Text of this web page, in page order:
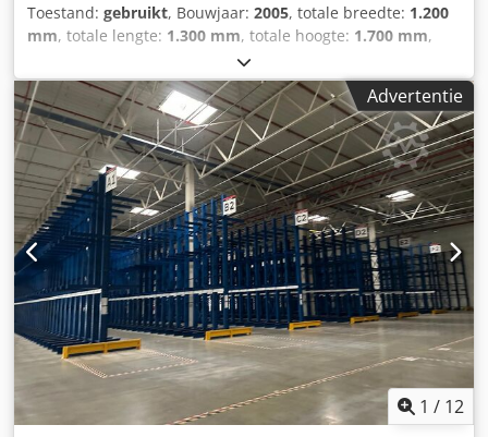
Toestand: gebruikt, Bouwjaar: 2005, totale breedte: 1.200
mm, totale lengte: 1.300 mm, totale hoogte: 1.700 mm,
Kleur: Zilver Ledig gewicht: 300 kg Csdpfx Ajy Uxkqel Reha -
Bouwjaar: 2005 - Documentatie aanwezig: Nee - CE
certificaat aanwezig: Nee - Vermogen hoofdmotor [kW]: 7.5
- Rotatiesnelheid [rpm]: 2930 - Aansluitdiameter [mm]: 395
- Uitvoerdiameter [mm]: 315 - Rotor materiaal: Metaal -
Voltage [V]: 400 - Afzekering [A]: 16 - Vermogen [kW]: 7.5 -
Transportafmetingen: 1300mm x 1200mm x 1700mm (l x b
x h) - Transportgewicht [kg]: 300kg - Transportcolli [st.]: 1
Financiële informatie BTW: De getoonde prijs is exclusief
BTW BTW/marge: BTW verrekenbaar voor ondernemers
Levering en inruil altijd mogelijk van alles in de industriële
sectoren Yorick Diebels
Advertentie
1 / 12